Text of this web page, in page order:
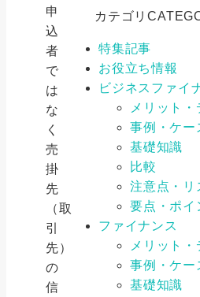
申
込
者
で
は
な
く
売
掛
先
（取
引
先）
の
信
カテゴリ
特集記事
お役立ち情報
ビジネスファイ
メリット・
事例・ケー
基礎知識
比較
注意点・リ
要点・ポイ
ファイナンス
メリット・
事例・ケー
基礎知識